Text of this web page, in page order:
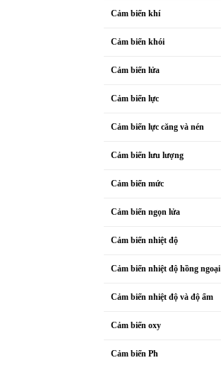
Cảm biến khí
Cảm biến khói
Cảm biến lửa
Cảm biến lực
Cảm biến lực căng và nén
Cảm biến lưu lượng
Cảm biến mức
Cảm biến ngọn lửa
Cảm biến nhiệt độ
Cảm biến nhiệt độ hồng ngoại
Cảm biến nhiệt độ và độ ẩm
Cảm biến oxy
Cảm biến Ph